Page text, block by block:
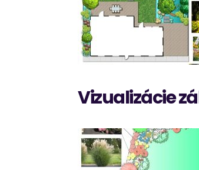
Vizualizácie